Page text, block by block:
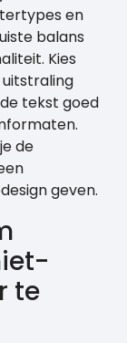
en
balans
Kies
tekst goed
de
geven.
te